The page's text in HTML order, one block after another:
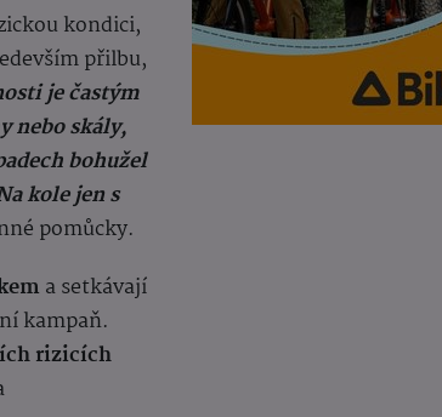
kondici,
přilbu,
je častým
nebo skály,
bohužel
kole jen s
pomůcky.
a setkávají
kampaň.
rizicích